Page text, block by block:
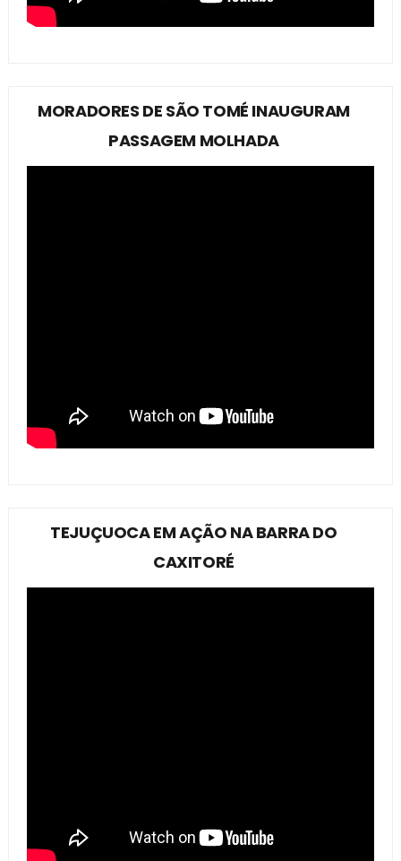
MORADORES DE SÃO TOMÉ INAUGURAM
PASSAGEM MOLHADA
TEJUÇUOCA EM AÇÃO NA BARRA DO
CAXITORÉ